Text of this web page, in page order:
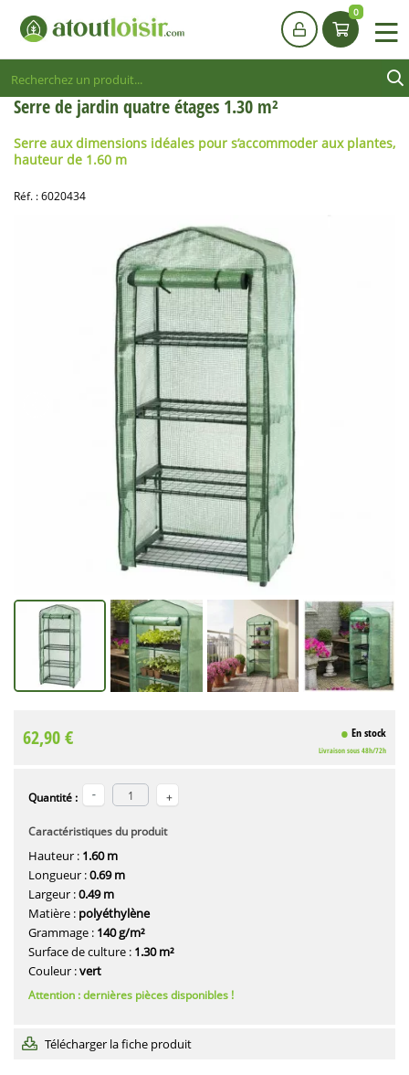
Serre de jardin quatre étages 1.30 m²
Serre aux dimensions idéales pour s’accommoder aux plantes,
hauteur de 1.60 m
Réf. :6020434
62,90 € En stock
Livraison sous 48h/72h
Quantité :
Caractéristiques du produit
Hauteur : 1.60 m
Longueur :0.69 m
Largeur :0.49 m
Matière : polyéthylène
Grammage : 140 g/m²
Surface de culture : 1.30 m²
Couleur :vert
Attention : dernières pièces disponibles !
Télécharger la fiche produit
0